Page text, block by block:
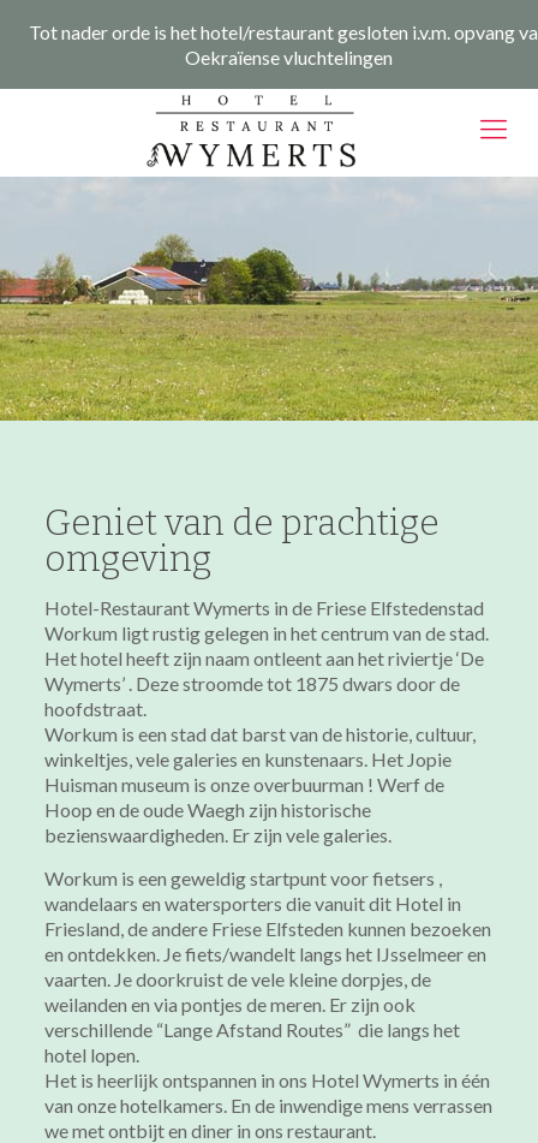
Tot nader orde is het hotel/restaurant gesloten i.v.m. opvang
Oekraïense vluchtelingen
Nieuws Over ons Contact
Geniet van de prachtige
omgeving
Hotel-Restaurant Wymerts in de Friese Elfstedenstad
Workum ligt rustig gelegen in het centrum van de stad.
Het hotel heeft zijn naam ontleent aan het riviertje ‘De
Wymerts’ . Deze stroomde tot 1875 dwars door de
hoofdstraat.
Workum is een stad dat barst van de historie, cultuur,
winkeltjes, vele galeries en kunstenaars. Het Jopie
Huisman museum is onze overbuurman ! Werf de
Hoop en de oude Waegh zijn historische
bezienswaardigheden. Er zijn vele galeries.
Workum is een geweldig startpunt voor fietsers ,
wandelaars en watersporters die vanuit dit Hotel in
Friesland, de andere Friese Elfsteden kunnen bezoeken
en ontdekken. Je fiets/wandelt langs het IJsselmeer en
vaarten. Je doorkruist de vele kleine dorpjes, de
weilanden en via pontjes de meren. Er zijn ook
verschillende “Lange Afstand Routes” die langs het
hotel lopen.
Het is heerlijk ontspannen in ons Hotel Wymerts in één
van onze hotelkamers. En de inwendige mens verrassen
we met ontbijt en diner in ons restaurant.